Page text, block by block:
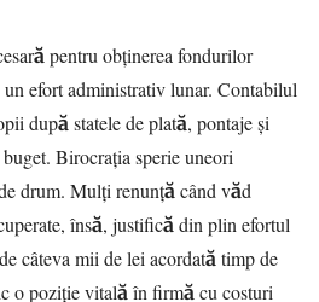
pentru obținerea fondurilor
un efort administrativ lunar. Contabilul
după statele de plată, pontaje și
Birocrația sperie uneori
drum. Mulți renunță când văd
însă, justifică din plin efortul
câteva mii de lei acordată timp de
o poziție vitală în firmă cu costuri